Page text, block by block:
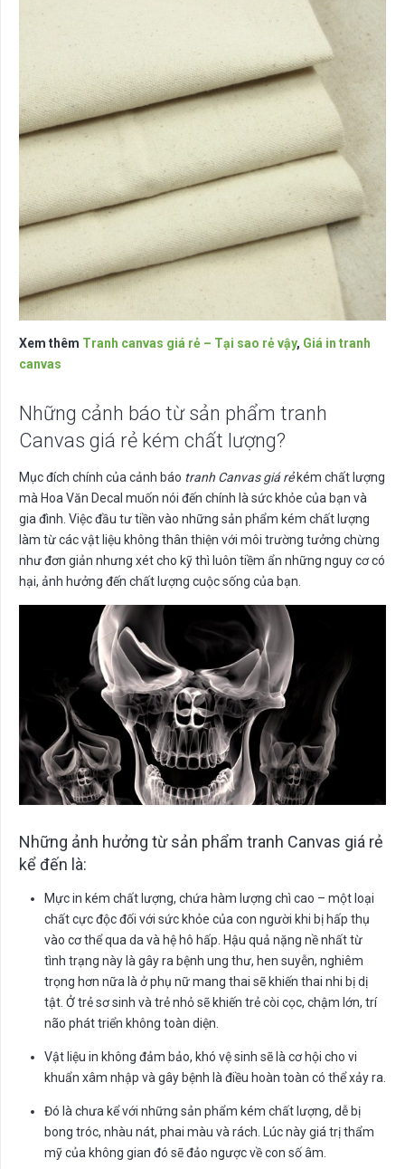
Xem thêm Tranh canvas giá rẻ – Tại sao rẻ vậy, Giá in tranh
canvas
Những cảnh báo từ sản phẩm tranh
Canvas giá rẻ kém chất lượng?
Mục đích chính của cảnh báo tranh Canvas giá rẻkém chất lượng
mà Hoa Văn Decal muốn nói đến chính là sức khỏe của bạn và
gia đình. Việc đầu tư tiền vào những sản phẩm kém chất lượng
làm từ các vật liệu không thân thiện với môi trường tưởng chừng
như đơn giản nhưng xét cho kỹ thì luôn tiềm ẩn những nguy cơ có
hại, ảnh hưởng đến chất lượng cuộc sống của bạn.
Những ảnh hưởng từ sản phẩm tranh Canvas giá rẻ
kể đến là:
Mực in kém chất lượng, chứa hàm lượng chì cao – một loại
chất cực độc đối với sức khỏe của con người khi bị hấp thụ
vào cơ thể qua da và hệ hô hấp. Hậu quả nặng nề nhất từ
tình trạng này là gây ra bệnh ung thư, hen suyễn, nghiêm
trọng hơn nữa là ở phụ nữ mang thai sẽ khiến thai nhi bị dị
tật. Ở trẻ sơ sinh và trẻ nhỏ sẽ khiến trẻ còi cọc, chậm lớn, trí
não phát triển không toàn diện.
Vật liệu in không đảm bảo, khó vệ sinh sẽ là cơ hội cho vi
khuẩn xâm nhập và gây bệnh là điều hoàn toàn có thể xảy ra.
Đó là chưa kể với những sản phẩm kém chất lượng, dễ bị
bong tróc, nhàu nát, phai màu và rách. Lúc này giá trị thẩm
mỹ của không gian đó sẽ đảo ngược về con số âm.